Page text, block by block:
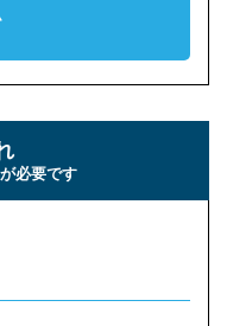
必要です